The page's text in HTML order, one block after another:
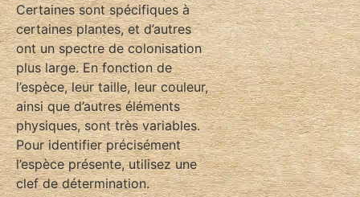
Certaines sont spécifiques à
certaines plantes, et d’autres
ont un spectre de colonisation
plus large. En fonction de
l’espèce, leur taille, leur couleur,
ainsi que d’autres éléments
physiques, sont très variables.
Pour identifier précisément
l’espèce présente, utilisez une
clef de détermination.